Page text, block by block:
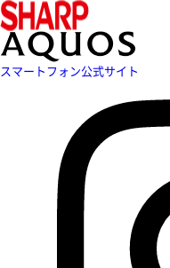
スマートフォン公式サイト